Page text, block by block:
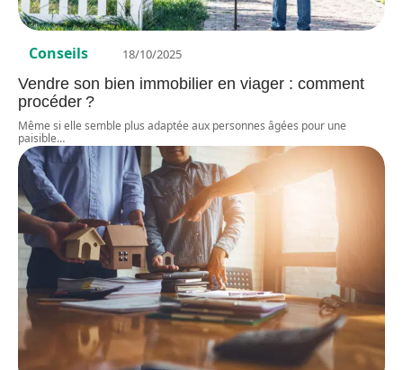
Conseils 18/10/2025
Vendre son bien immobilier en viager : comment
procéder ?
Même si elle semble plus adaptée aux personnes âgées pour une
paisible…